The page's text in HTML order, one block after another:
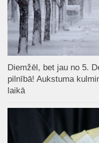
Diemžēl, bet jau no 5.
pilnībā! Aukstuma
laikā